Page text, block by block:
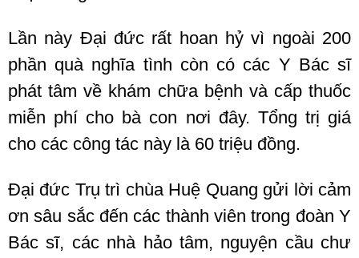
Lần này Đại đức rất hoan hỷ vì ngoài 200
phần quà nghĩa tình còn có các Y Bác sĩ
phát tâm về khám chữa bệnh và cấp thuốc
miễn phí cho bà con nơi đây. Tổng trị giá
cho các công tác này là 60 triệu đồng.
Đại đức Trụ trì chùa Huệ Quang gửi lời cảm
ơn sâu sắc đến các thành viên trong đoàn Y
Bác sĩ, các nhà hảo tâm, nguyện cầu chư